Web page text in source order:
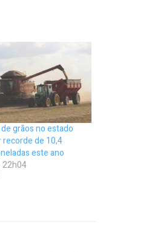
grãos no estado
recorde de 10,4
este ano
22h04